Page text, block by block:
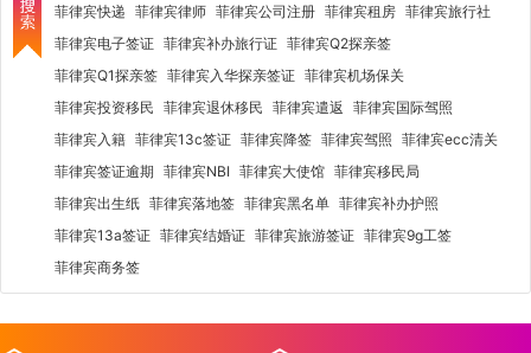
菲律宾快递 菲律宾律师 菲律宾公司注册 菲律宾租房 菲律宾旅行社
菲律宾电子签证 菲律宾补办旅行证 菲律宾Q2探亲签
菲律宾Q1探亲签 菲律宾入华探亲签证 菲律宾机场保关
菲律宾投资移民 菲律宾退休移民 菲律宾遣返
菲律宾国际驾照
菲律宾入籍 菲律宾13c签证 菲律宾降签 菲律宾驾照 菲律宾ecc清关
菲律宾签证逾期 菲律宾NBI 菲律宾大使馆 菲律宾移民局
菲律宾出生纸 菲律宾落地签 菲律宾黑名单 菲律宾补办护照
菲律宾13a签证 菲律宾结婚证 菲律宾旅游签证 菲律宾9g工签
菲律宾商务签